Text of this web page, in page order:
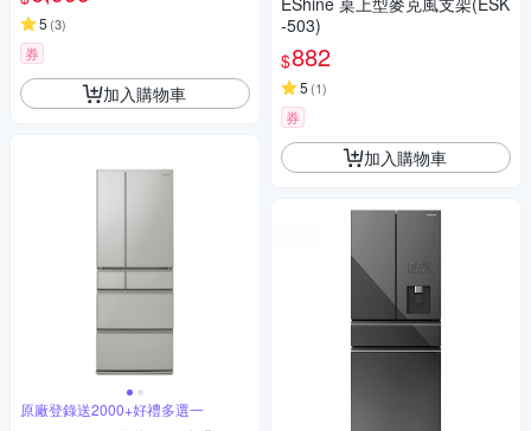
5 (3)
券
加入購物車
原廠登錄送2000+好禮多選一
-503)
$882
5 (1)
券
加入購物車